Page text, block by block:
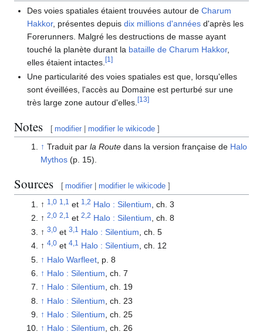
Des voies spatiales étaient trouvées autour deCharum
Hakkor, présentes depuisdix millions d'années d'après les
Forerunners. Malgré les destructions de masse ayant
touché la planète durant la bataille de Charum Hakkor,
elles étaient intactes.[1]
Une particularité des voies spatiales est que, lorsqu'elles
sont éveillées, l'accès au Domaine est perturbé sur une
très large zone autour d'elles.[13]
Notes [ modifier |modifier le wikicode ]
↑ Traduit par la Routedans la version française de Halo
Mythos(p. 15).
Sources [ modifier |modifier le wikicode ]
↑ 1,0 1,1 et 1,2 Halo : Silentium , ch. 3
↑ 2,0 2,1 et 2,2 Halo : Silentium, ch. 8
↑ 3,0et 3,1 Halo : Silentium , ch. 5
↑ 4,0et 4,1 Halo : Silentium , ch. 12
↑ Halo Warfleet, p. 8
↑ Halo : Silentium , ch. 7
↑ Halo : Silentium, ch. 19
↑ Halo : Silentium , ch. 23
↑ Halo : Silentium , ch. 25
↑ Halo : Silentium, ch. 26